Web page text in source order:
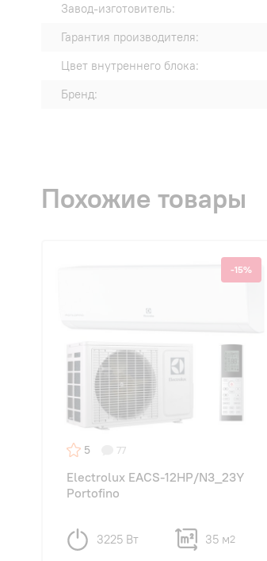
Завод-изготовитель:
Гарантия производителя:
Цвет внутреннего блока:
Бренд:
Похожие товары
-15%
5 77
Electrolux EACS-12HP/N3_23Y
Portofino
3225 Вт 35 м2